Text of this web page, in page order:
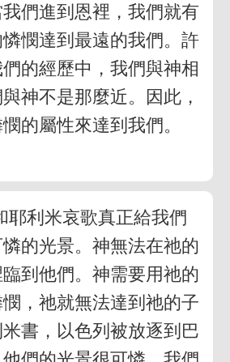
們進到恩裡，我們就有
憫達到最遠的我們。許
的經歷中，我們與神相
神不是那麼近。因此，
的屬性來達到我們。
耶利米哀歌真正給我們
的光景。神無法在祂的
到他們。神需要用祂的
，祂就無法達到祂的子
書，以色列被放逐到巴